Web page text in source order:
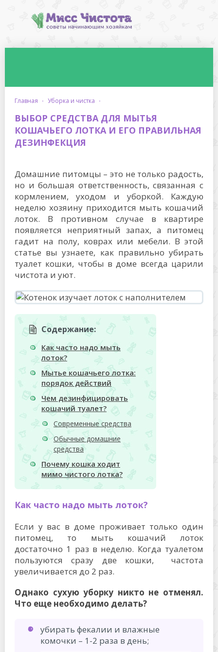
главная · уборка и чистка ·
ВЫБОР СРЕДСТВА ДЛЯ МЫТЬЯ
КОШАЧЬЕГО ЛОТКА И ЕГО ПРАВИЛЬНАЯ
ДЕЗИНФЕКЦИЯ
Домашние питомцы – это не только радость,
но и большая ответственность, связанная с
кормлением, уходом и уборкой. Каждую
неделю хозяину приходится мыть кошачий
лоток. В противном случае в квартире
появляется неприятный запах, а питомец
гадит на полу, коврах или мебели. В этой
статье вы узнаете, как правильно убирать
туалет кошки, чтобы в доме всегда царили
чистота и уют.
Содержание:
Как часто надо мыть
лоток?
Мытье кошачьего лотка:
порядок действий
Чем дезинфицировать
кошачий туалет?
Современные средства
Обычные домашние
средства
Почему кошка ходит
мимо чистого лотка?
Как часто надо мыть лоток?
Если у вас в доме проживает только один
питомец, то мыть кошачий лоток
достаточно 1 раз в неделю. Когда туалетом
пользуются сразу две кошки, частота
увеличивается до 2 раз.
Однако сухую уборку никто не отменял.
Что еще необходимо делать?
убирать фекалии и влажные
комочки – 1-2 раза в день;